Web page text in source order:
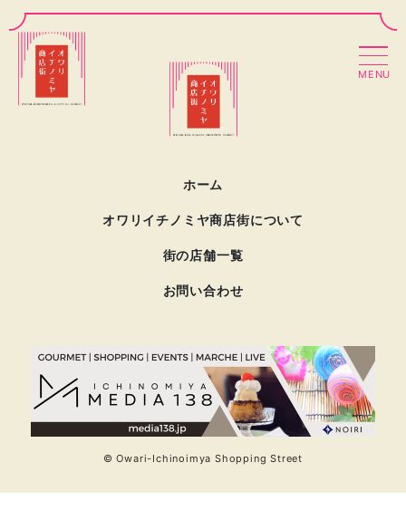
MENU
ホーム
オワリイチノミヤ商店街について
街の店舗一覧
お問い合わせ
© Owari-Ichinoimya Shopping Street